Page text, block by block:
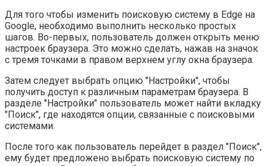
Для того чтобы изменить поисковую систему в Edge на
Google, необходимо выполнить несколько простых
шагов. Во-первых, пользователь должен открыть меню
настроек браузера. Это можно сделать, нажав на значок
с тремя точками в правом верхнем углу окна браузера.
Затем следует выбрать опцию "Настройки", чтобы
получить доступ к различным параметрам браузера. В
разделе "Настройки" пользователь может найти вкладку
"Поиск", где находятся опции, связанные с поисковыми
системами.
После того как пользователь перейдет в раздел "Поиск",
ему будет предложено выбрать поисковую систему по